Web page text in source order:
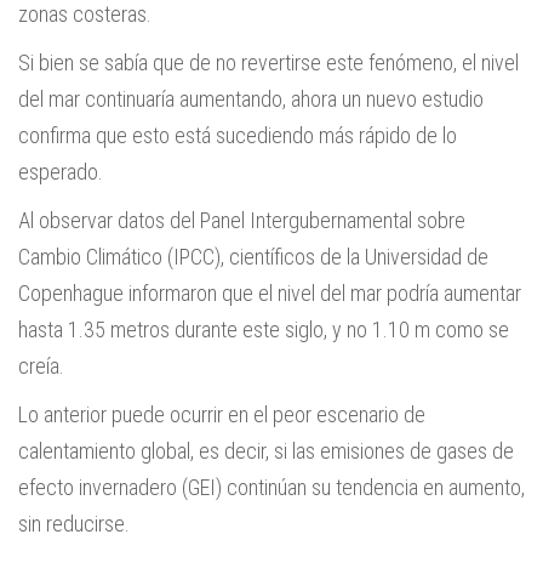
zonas costeras.
Si bien se sabía que de no revertirse este fenómeno, el nivel
del mar continuaría aumentando, ahora un nuevo estudio
confirma que esto está sucediendo más rápido de lo
esperado.
Al observar datos del Panel Intergubernamental sobre
Cambio Climático (IPCC), científicos de la Universidad de
Copenhague informaron que el nivel del mar podría aumentar
hasta 1.35 metros durante este siglo, y no 1.10 m como se
creía.
Lo anterior puede ocurrir en el peor escenario de
calentamiento global, es decir, si las emisiones de gases de
efecto invernadero (GEI) continúan su tendencia en aumento,
sin reducirse.